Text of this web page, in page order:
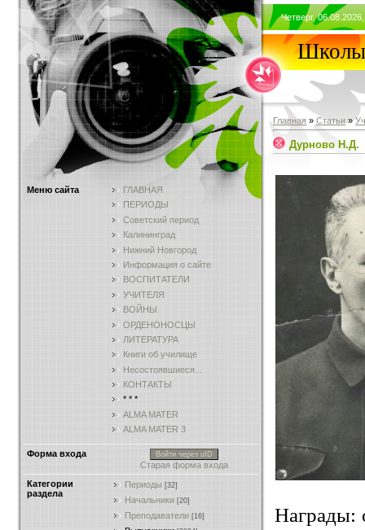
Меню сайта
ГЛАВНАЯ
ПЕРИОДЫ
Советский период
Калининград
Нижний Новгород
Информация о сайте
ВОСПИТАТЕЛИ
УЧИТЕЛЯ
ВОЙНЫ
ОРДЕНОНОСЦЫ
ЛИТЕРАТУРА
Книги об училище
Несостоявшиеся...
КОНТАКТЫ
* * *
ALMA MATER
ALMA MATER 3
Форма входа Войти через uID
Старая форма входа
Категории
раздела
Периоды [32]
Начальники [20]
Преподаватели [16]
Четверг,
Школы
Главная » Статьи »
Дурново Н.Д.
Награды: